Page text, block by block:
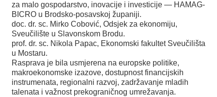
za malo gospodarstvo, inovacije i investicije — HAMAG-
BICRO u Brodsko-posavskoj županiji.
doc. dr. sc. Mirko Cobović, Odsjek za ekonomiju,
Sveučilište u Slavonskom Brodu.
prof. dr. sc. Nikola Papac, Ekonomski fakultet Sveučilišta
u Mostaru.
Rasprava je bila usmjerena na europske politike,
makroekonomske izazove, dostupnost financijskih
instrumenata, regionalni razvoj, zadržavanje mladih
talenata i važnost prekograničnog umrežavanja.